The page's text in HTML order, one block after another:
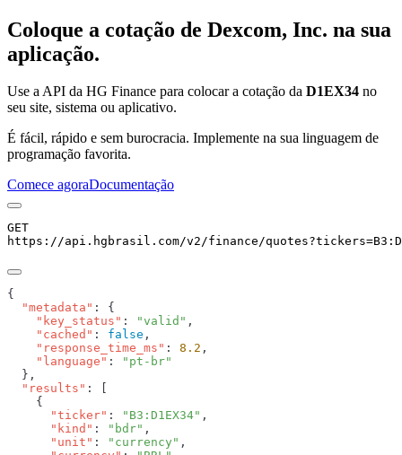
Coloque a cotação de Dexcom, Inc. na sua
aplicação.
Use a API da HG Finance para colocar a cotação da D1EX34 no
seu site, sistema ou aplicativo.
É fácil, rápido e sem burocracia. Implemente na sua linguagem de
programação favorita.
Comece agoraDocumentação
GET
https://api.hgbrasil.com/v2/finance/quotes?tickers=
  "metadata"
    "key_status"
: "valid"
    "cached"
: false
    "response_time_ms"
: 8.2
    "language"
:
  "results"
      "ticker"
: "B3:D1EX34"
      "kind"
: "bdr"
      "unit"
: "currency"